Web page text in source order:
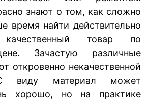
знают о том, как сложно
время найти действительно
товар по
Зачастую различные
откровенно некачественной
виду материал может
хорошо, но на практике